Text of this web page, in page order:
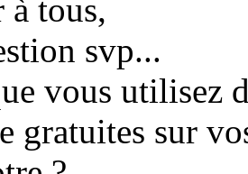
tous,
svp...
vous utilisez
gratuites sur